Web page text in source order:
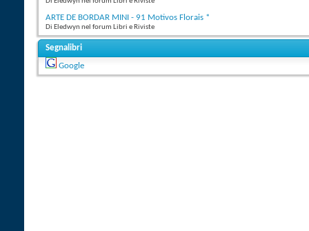
ARTE DE BORDAR MINI - 91 Motivos Florais *
Di Eledwyn nel forum Libri e Riviste
Segnalibri
Google